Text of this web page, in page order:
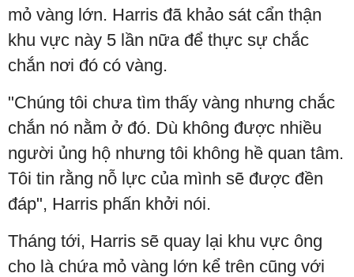
mỏ vàng lớn. Harris đã khảo sát cẩn thận
khu vực này 5 lần nữa để thực sự chắc
chắn nơi đó có vàng.
"Chúng tôi chưa tìm thấy vàng nhưng chắc
chắn nó nằm ở đó. Dù không được nhiều
người ủng hộ nhưng tôi không hề quan tâm.
Tôi tin rằng nỗ lực của mình sẽ được đền
đáp", Harris phấn khởi nói.
Tháng tới, Harris sẽ quay lại khu vực ông
cho là chứa mỏ vàng lớn kể trên cũng với